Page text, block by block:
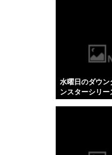
水曜日のダウン
ンスターシリー